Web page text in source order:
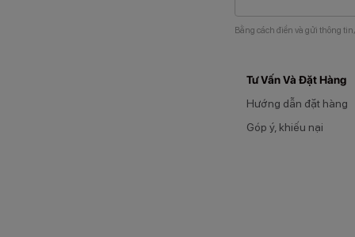
Bằng cách điền và gửi thông
Tư Vấn Và Đặt Hàng
Hướng dẫn đặt hàng
Góp ý, khiếu nại